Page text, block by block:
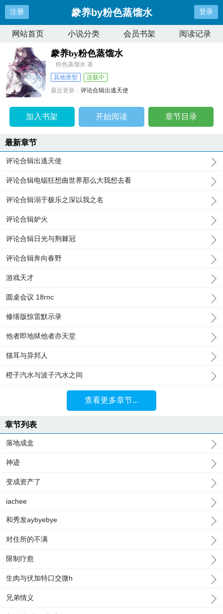
注册 豢养by粉色蒸馏水 登录
网站首页 小说分类 会员书架 阅读记录
豢养by粉色蒸馏水
粉色蒸馏水 著
其他类型
连载中
最近更新：评论合辑出逃天使
加入书架 开始阅读 章节目录
最新章节
评论合辑出逃天使
评论合辑电锯狂想曲世界那么大我想去看
评论合辑溺于极乐之深以我之名
评论合辑妒火
评论合辑日光与荆棘冠
评论合辑奔向春野
游戏天才
圆桌会议 18гпc
修缮版惊雷默示录
他者即地狱他者亦天堂
猫耳与异邦人
橙子汽水与波子汽水之间
查看更多章节...
章节列表
落地成盒
神迹
变成资产了
iachee
和秀发aybyebye
对住所的不满
限制疗愈
生肉与伏加特口交微h
兄弟情义